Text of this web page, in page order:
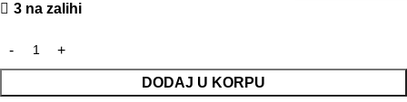
3 na zalihi
DODAJ U KORPU